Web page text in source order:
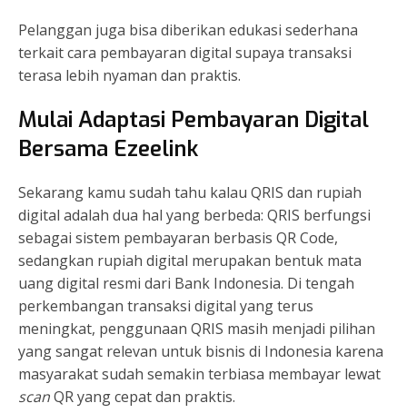
Pelanggan juga bisa diberikan edukasi sederhana
terkait cara pembayaran digital supaya transaksi
terasa lebih nyaman dan praktis.
Mulai Adaptasi Pembayaran Digital
Bersama Ezeelink
Sekarang kamu sudah tahu kalau QRIS dan rupiah
digital adalah dua hal yang berbeda: QRIS berfungsi
sebagai sistem pembayaran berbasis QR Code,
sedangkan rupiah digital merupakan bentuk mata
uang digital resmi dari Bank Indonesia. Di tengah
perkembangan transaksi digital yang terus
meningkat, penggunaan QRIS masih menjadi pilihan
yang sangat relevan untuk bisnis di Indonesia karena
masyarakat sudah semakin terbiasa membayar lewat
scanQR yang cepat dan praktis.